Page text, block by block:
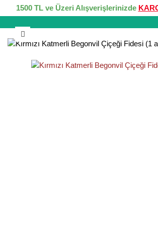
1500 TL ve Üzeri Alışverişlerinizde